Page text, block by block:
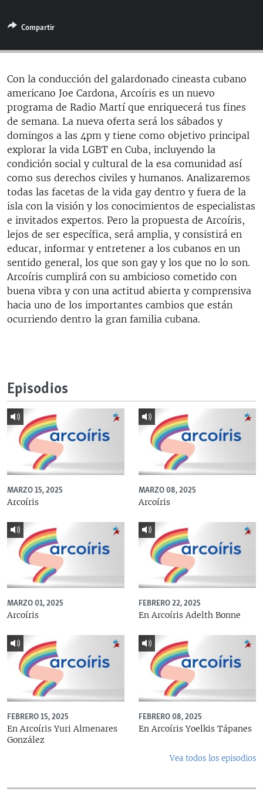
ESPECIALES
ESPECIALES
LA REALIDAD DE LA VIVIENDA EN CUBA
SER VIEJO EN CUBA
KENTU-CUBANO
LOS SANTOS DE HIALEAH
DESINFORMACIÓN RUSA EN AMÉRICA LATINA
LA INVASIÓN DE RUSIA A UCRANIA
MULTIMEDIA
EDITORIALES
SÍGUENOS
Compartir
Con la conducción del galardonado cineasta cubano
americano Joe Cardona, Arcoíris es un nuevo
programa de Radio Martí que enriquecerá tus fines
de semana. La nueva oferta será los sábados y
domingos a las 4pm y tiene como objetivo principal
explorar la vida LGBT en Cuba, incluyendo la
condición social y cultural de la esa comunidad así
como sus derechos civiles y humanos. Analizaremos
todas las facetas de la vida gay dentro y fuera de la
isla con la visión y los conocimientos de especialistas
e invitados expertos. Pero la propuesta de Arcoíris,
lejos de ser específica, será amplia, y consistirá en
educar, informar y entretener a los cubanos en un
sentido general, los que son gay y los que no lo son.
Arcoíris cumplirá con su ambicioso cometido con
buena vibra y con una actitud abierta y comprensiva
hacia uno de los importantes cambios que están
ocurriendo dentro la gran familia cubana.
Episodios
MARZO 15, 2025
Arcoíris
MARZO 08, 2025
Arcoíris
MARZO 01, 2025
Arcoíris
FEBRERO 22, 2025
En Arcoíris Adelth Bonne
FEBRERO 15, 2025
En Arcoíris Yuri Almenares
González
FEBRERO 08, 2025
En Arcoíris Yoelkis Tápanes
Vea todos los episodios